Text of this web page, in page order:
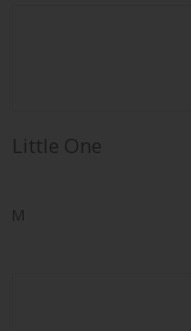
Little One
M